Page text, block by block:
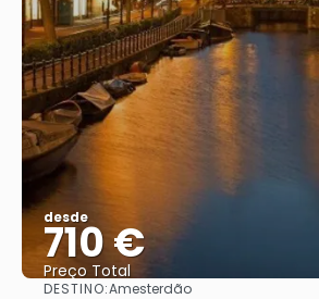
desde
710 €
Preço Total
DESTINO:Amesterdão